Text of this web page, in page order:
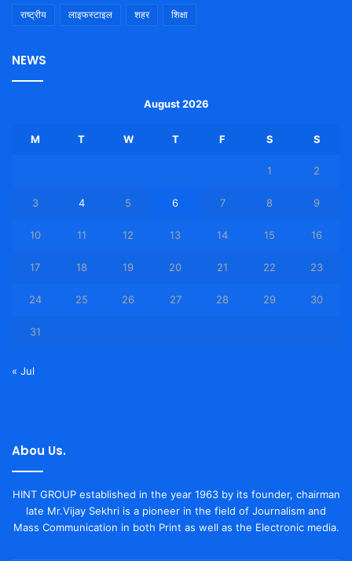
राष्ट्रीय लाइफस्टाइल शहर शिक्षा
NEWS
August 2026
M T W T F S S
1 2
3 4 5 6 7 8 9
10 11 12 13 14 15 16
17 18 19 20 21 22 23
24 25 26 27 28 29 30
31
« Jul
Abou Us.
HINT GROUP established in the year 1963 by its founder, chairman
late Mr.Vijay Sekhri is a pioneer in the field of Journalism and
Mass Communication in both Print as well as the Electronic media.